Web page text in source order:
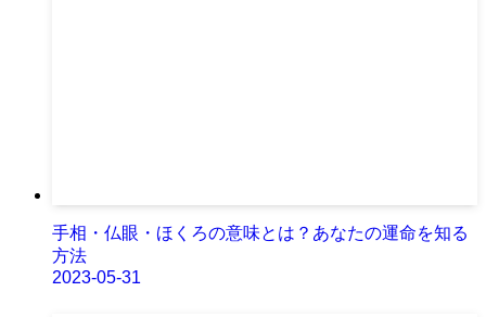
手相・仏眼・ほくろの意味とは？あなたの運命を知る
方法
2023-05-31